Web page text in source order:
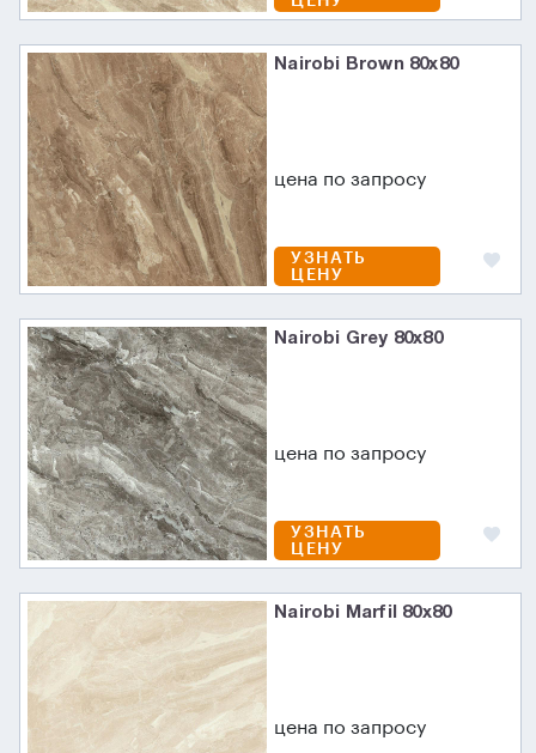
Nairobi Brown 80x80
цена по запросу
УЗНАТЬ
ЦЕНУ
Nairobi Grey 80x80
цена по запросу
УЗНАТЬ
ЦЕНУ
Nairobi Marfil 80x80
цена по запросу